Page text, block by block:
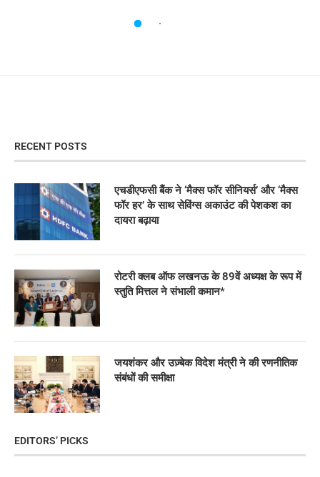
RECENT POSTS
एचडीएफसी बैंक ने ‘मैक्स फॉर सीनियर्स’ और ‘मैक्स
फॉर हर’ के साथ सेविंग्स अकाउंट की पेशकश का
दायरा बढ़ाया
रोटरी क्लब ऑफ लखनऊ के 89वें अध्यक्ष के रूप में
स्तुति मित्तल ने संभाली कमान*
जयशंकर और उज़्बेक विदेश मंत्री ने की रणनीतिक
संबंधों की समीक्षा
EDITORS’ PICKS